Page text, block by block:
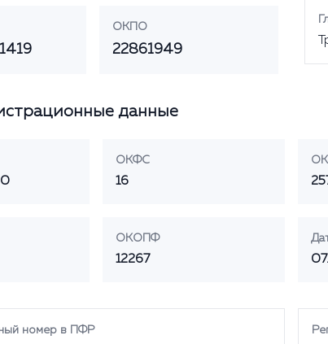
ОКПО
22861949
данные
ОКФС
16
ОКОПФ
12267
номер в ПФР